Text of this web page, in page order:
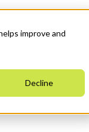
improve and
Decline